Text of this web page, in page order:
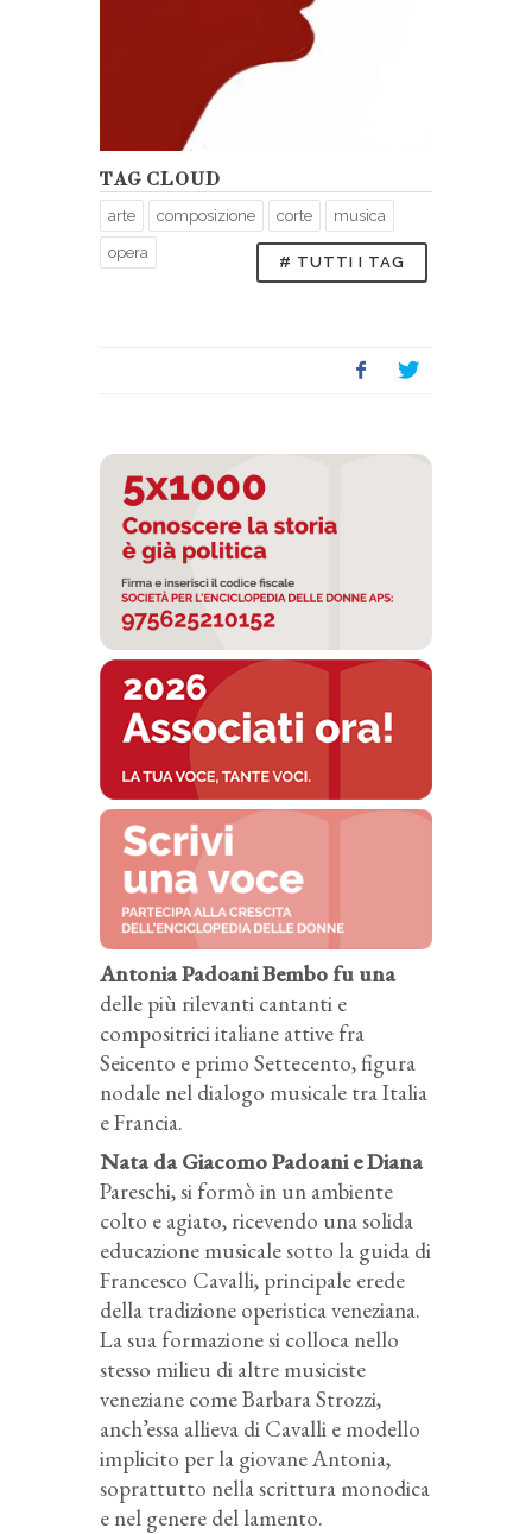
TAG CLOUD
arte composizione corte musica
opera
# TUTTI I TAG
Antonia Padoani Bembo fu una
delle più rilevanti cantanti e
compositrici italiane attive fra
Seicento e primo Settecento, figura
nodale nel dialogo musicale tra Italia
e Francia.
Nata da Giacomo Padoani e Diana
Pareschi, si formò in un ambiente
colto e agiato, ricevendo una solida
educazione musicale sotto la guida di
Francesco Cavalli, principale erede
della tradizione operistica veneziana.
La sua formazione si colloca nello
stesso milieu di altre musiciste
veneziane come Barbara Strozzi,
anch’essa allieva di Cavalli e modello
implicito per la giovane Antonia,
soprattutto nella scrittura monodica
e nel genere del lamento.